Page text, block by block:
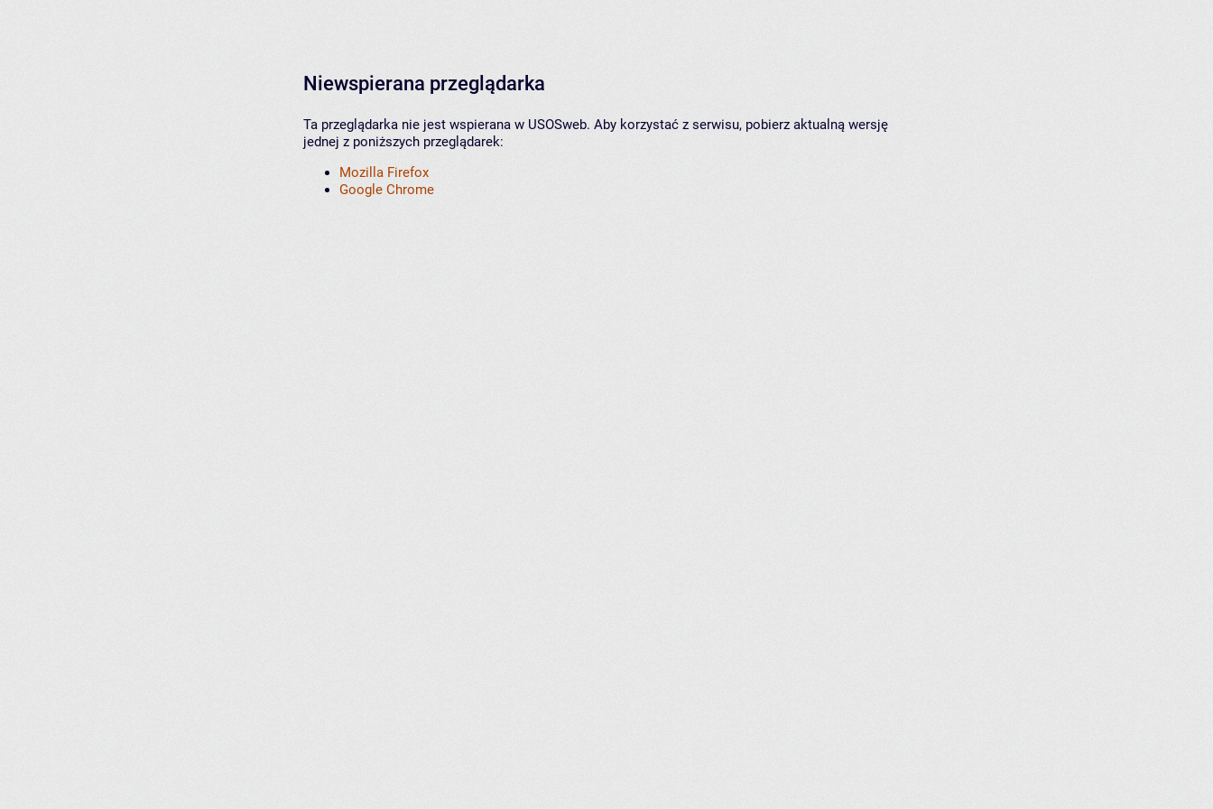
Niewspierana przeglądarka
Ta przeglądarka nie jest wspierana w USOSweb. Aby korzystać z serwisu, pobierz aktualną wersję
jednej z poniższych przeglądarek:
Mozilla Firefox
Google Chrome